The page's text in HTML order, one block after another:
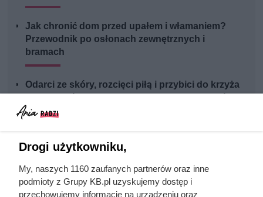
Jak chronić dom przed upałem i włamaniem?
Przewodnik po osłonach zewnętrznych i
bramach
Odarci ze skóry, rozcięci piłą i przybici do krzyża
głową w dół. Mroczny i krwawy koniec uczniów
Chrystusa
Twój ogród może kwitnąć do pierwszych
przymrozków. Wystarczy teraz posadzić te kwiaty
Klimatyzator chodzi na pełnych obrotach, a w
Drogi użytkowniku,
My, naszych 1160 zaufanych partnerów oraz inne
podmioty z Grupy KB.pl uzyskujemy dostęp i
przechowujemy informacje na urządzeniu oraz